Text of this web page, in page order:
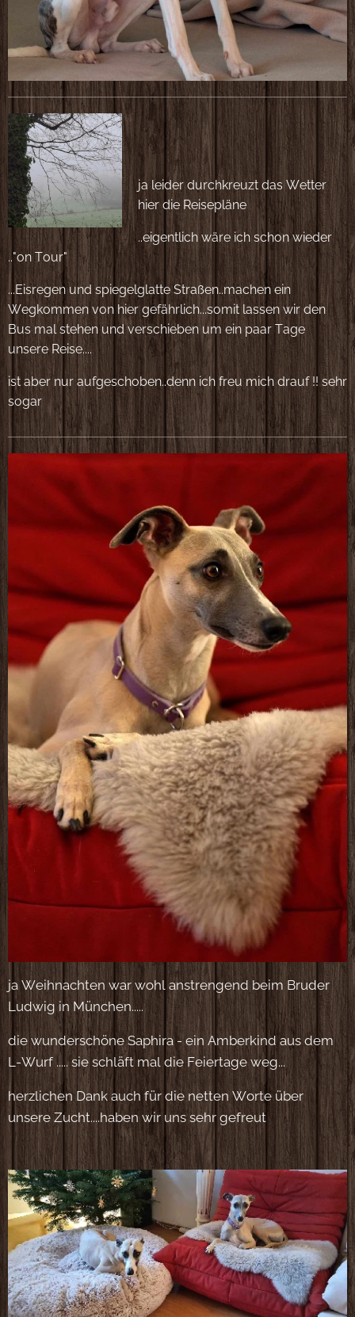
ja leider durchkreuzt das Wetter
hier die Reisepläne
..eigentlich wäre ich schon wieder
.."on Tour"
...Eisregen und spiegelglatte Straßen..machen ein
Wegkommen von hier gefährlich...somit lassen wir den
Bus mal stehen und verschieben um ein paar Tage
unsere Reise....
ist aber nur aufgeschoben..denn ich freu mich drauf !! sehr
sogar
ja Weihnachten war wohl anstrengend beim Bruder
Ludwig in München.....🥰😀🎄
die wunderschöne Saphira - ein Amberkind aus dem
L-Wurf ..... sie schläft mal die Feiertage weg...😌
herzlichen Dank auch für die netten Worte über
unsere Zucht....haben wir uns sehr gefreut